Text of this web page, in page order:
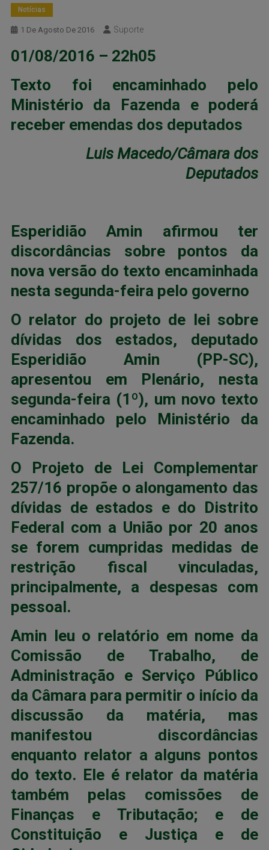
Notícias
1 De Agosto De 2016 Suporte
01/08/2016 – 22h05
Texto foi encaminhado pelo
Ministério da Fazenda e poderá
receber emendas dos deputados
Luis Macedo/Câmara dos
Deputados
Esperidião Amin afirmou ter
discordâncias sobre pontos da
nova versão do texto encaminhada
nesta segunda-feira pelo governo
O relator do projeto de lei sobre
dívidas dos estados, deputado
Esperidião Amin (PP-SC),
apresentou em Plenário, nesta
segunda-feira (1º), um novo texto
encaminhado pelo Ministério da
Fazenda.
O Projeto de Lei Complementar
257/16 propõe o alongamento das
dívidas de estados e do Distrito
Federal com a União por 20 anos
se forem cumpridas medidas de
restrição fiscal vinculadas,
principalmente, a despesas com
pessoal.
Amin leu o relatório em nome da
Comissão de Trabalho, de
Administração e Serviço Público
da Câmara para permitir o início da
discussão da matéria, mas
manifestou discordâncias
enquanto relator a alguns pontos
do texto. Ele é relator da matéria
também pelas comissões de
Finanças e Tributação; e de
Constituição e Justiça e de